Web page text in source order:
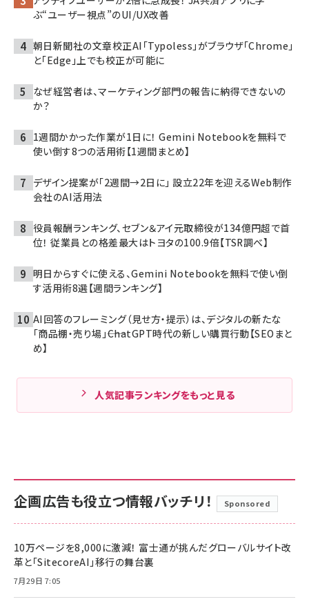
ぶ“ユーザー視点”のUI/UX改善
朝日新聞社の文章校正AI「Typoless」がブラウザ「Chrome」
と「Edge」上でも校正が可能に
なぜ経営者は、マーケティング部門の報告に納得できないの
か？
1週間かかった作業が1日に！ Gemini Notebookを無料で
使い倒す8つの活用術【1週間まとめ】
デザイン提案が「2週間→2日に」 設立22年を迎えるWeb制作
会社のAI活用法
役員報酬ランキング、セブン＆アイ元取締役が134億円超で首
位！ 従業員との格差最大はトヨタの100.9倍【TSR調べ】
明日からすぐに使える、Gemini Notebookを無料で使い倒
す活用術8選【週間ランキング】
AI回答のフレーミング（見せ方・提示）は、デジタルの新たな
「商品棚・売り場」――ChatGPT時代の新しい購買行動【SEOまと
め】
人気記事ランキングをもっと見る
企画広告も役立つ情報バッチリ！ Sponsored
10万ページを8,000に激減！ 富士通が挑んだグローバルサイト改
革と「SitecoreAI」移行の舞台裏
7月29日 7:05